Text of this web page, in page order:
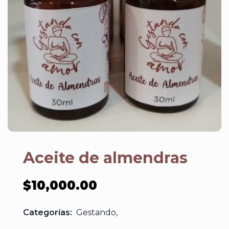
Aceite de almendras
$10,000.00
Categorías: Gestando,